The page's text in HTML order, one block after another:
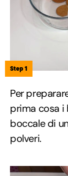
Step 1
Per
prima cosa i
boccale di
polveri.